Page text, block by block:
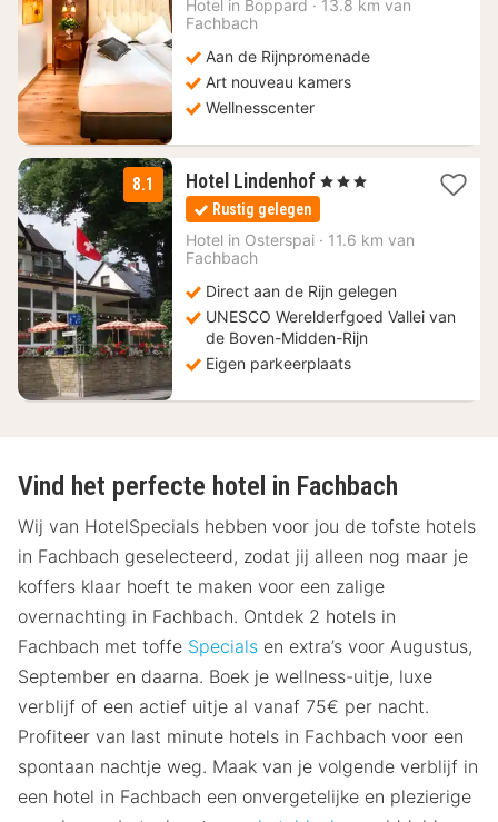
124
Hotel in Boppard · 13.8 km van
Fachbach
Aan de Rijnpromenade
Art nouveau kamers
Wellnesscenter
8.1 Hotel Lindenhof 2
nachten
vanaf
130
, 3 Sterren
Rustig gelegen
Hotel in Osterspai · 11.6 km van
Fachbach
Direct aan de Rijn gelegen
UNESCO Werelderfgoed Vallei van
de Boven-Midden-Rijn
Eigen parkeerplaats
Vind het perfecte hotel in Fachbach
Wij van HotelSpecials hebben voor jou de tofste hotels
in Fachbach geselecteerd, zodat jij alleen nog maar je
koffers klaar hoeft te maken voor een zalige
overnachting in Fachbach. Ontdek 2 hotels in
Fachbach met toffe Specials en extra’s voor Augustus,
September en daarna. Boek je wellness-uitje, luxe
verblijf of een actief uitje al vanaf 75€ per nacht.
Profiteer van last minute hotels in Fachbach voor een
spontaan nachtje weg. Maak van je volgende verblijf in
een hotel in Fachbach een onvergetelijke en plezierige